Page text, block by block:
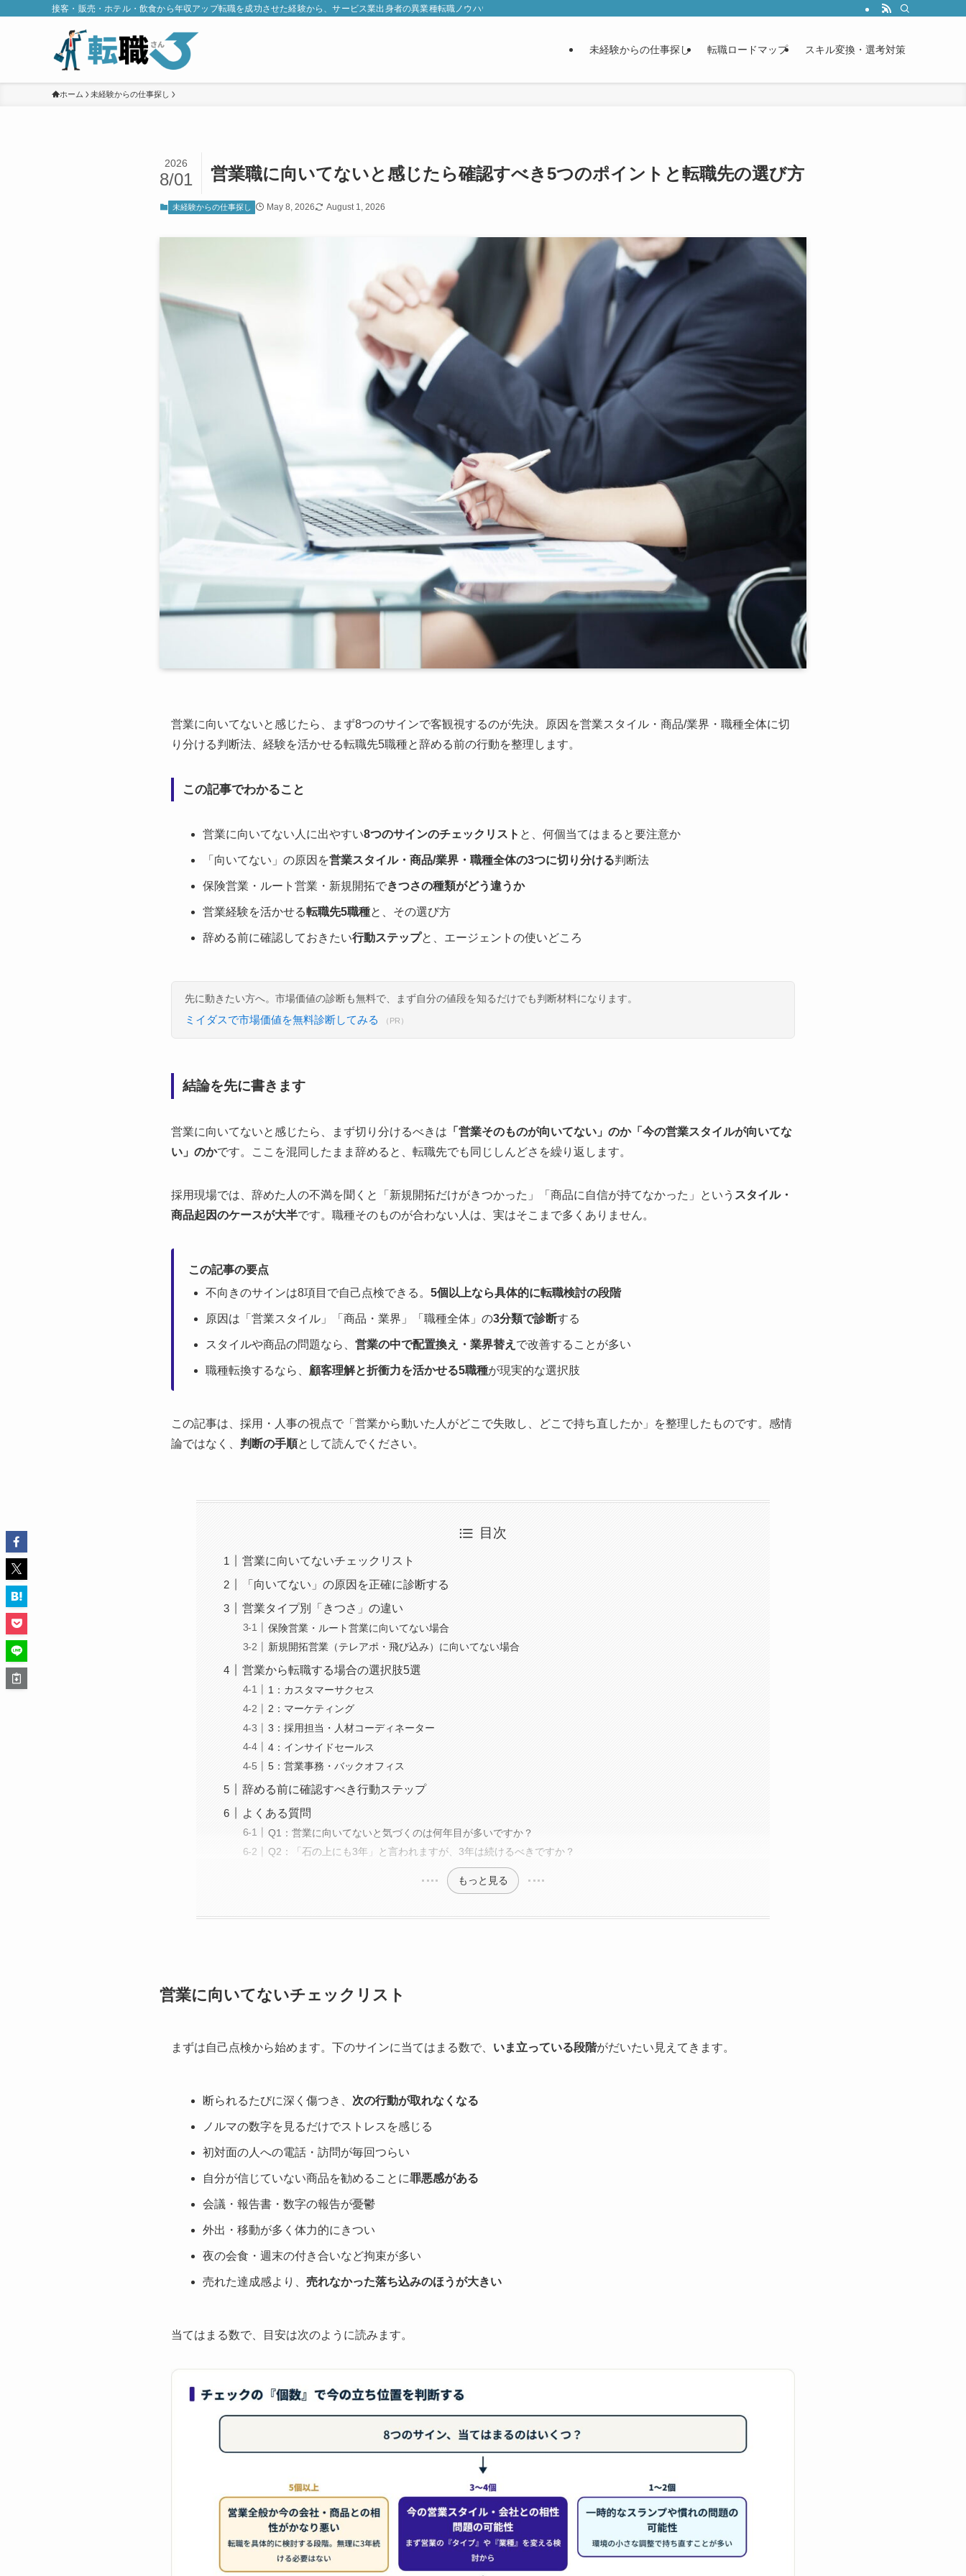
接客・販売・ホテル・飲食から年収アップ転職を成功させた経験から、サービス業出身者の異業種転職ノウハウ・おすすめ転職エージェント・書類通過率を上げる書き方を現場目線で解説します。
未経験からの仕事探し 転職ロードマップ スキル変換・選考対策
ホーム 未経験からの仕事探し
営業職に向いてないと感じたら確認すべき5つのポイントと転職先の選び方
2026
8/01
未経験からの仕事探し May 8, 2026 August 1, 2026
営業に向いてないと感じたら、まず8つのサインで客観視するのが先決。原因を営業スタイル・商品/業界・職種全体に切
り分ける判断法、経験を活かせる転職先5職種と辞める前の行動を整理します。
この記事でわかること
営業に向いてない人に出やすい8つのサインのチェックリスト と、何個当てはまると要注意か
「向いてない」の原因を営業スタイル・商品/業界・職種全体の3つに切り分ける判断法
保険営業・ルート営業・新規開拓できつさの種類がどう違うか
営業経験を活かせる転職先5職種と、その選び方
辞める前に確認しておきたい行動ステップと、エージェントの使いどころ
先に動きたい方へ。市場価値の診断も無料で、まず自分の値段を知るだけでも判断材料になります。
ミイダスで市場価値を無料診断してみる （PR）
結論を先に書きます
営業に向いてないと感じたら、まず切り分けるべきは 「営業そのものが向いてない」のか「今の営業スタイルが向いてな
い」のかです。ここを混同したまま辞めると、転職先でも同じしんどさを繰り返します。
採用現場では、辞めた人の不満を聞くと「新規開拓だけがきつかった」「商品に自信が持てなかった」という スタイル・
商品起因のケースが大半です。職種そのものが合わない人は、実はそこまで多くありません。
この記事の要点
不向きのサインは8項目で自己点検できる。 5個以上なら具体的に転職検討の段階
原因は「営業スタイル」「商品・業界」「職種全体」の3分類で診断する
スタイルや商品の問題なら、 営業の中で配置換え・業界替え で改善することが多い
職種転換するなら、 顧客理解と折衝力を活かせる5職種が現実的な選択肢
この記事は、採用・人事の視点で「営業から動いた人がどこで失敗し、どこで持ち直したか」を整理したものです。感情
論ではなく、 判断の手順として読んでください。
目次
営業に向いてないチェックリスト
「向いてない」の原因を正確に診断する
営業タイプ別「きつさ」の違い
保険営業・ルート営業に向いてない場合
新規開拓営業（テレアポ・飛び込み）に向いてない場合
営業から転職する場合の選択肢5選
1：カスタマーサクセス
2：マーケティング
3：採用担当・人材コーディネーター
4：インサイドセールス
5：営業事務・バックオフィス
辞める前に確認すべき行動ステップ
よくある質問
Q1：営業に向いてないと気づくのは何年目が多いですか？
Q2：「石の上にも3年」と言われますが、3年は続けるべきですか？
もっと見る
営業に向いてないチェックリスト
まずは自己点検から始めます。下のサインに当てはまる数で、 いま立っている段階がだいたい見えてきます。
断られるたびに深く傷つき、 次の行動が取れなくなる
ノルマの数字を見るだけでストレスを感じる
初対面の人への電話・訪問が毎回つらい
自分が信じていない商品を勧めることに罪悪感がある
会議・報告書・数字の報告が憂鬱
外出・移動が多く体力的にきつい
夜の会食・週末の付き合いなど拘束が多い
売れた達成感より、 売れなかった落ち込みのほうが大きい
当てはまる数で、目安は次のように読みます。